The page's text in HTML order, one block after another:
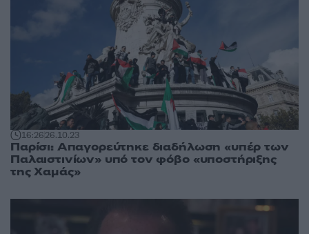
16:2626.10.23
Παρίσι: Απαγορεύτηκε διαδήλωση «υπέρ των
Παλαιστινίων» υπό τον φόβο «υποστήριξης
της Χαμάς»